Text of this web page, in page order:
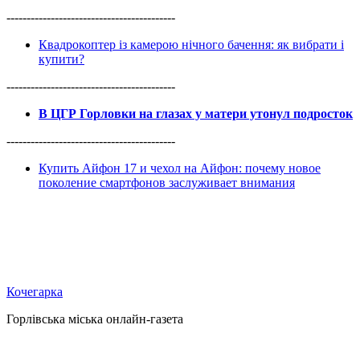
------------------------------------------
Квадрокоптер із камерою нічного бачення: як вибрати і
купити?
------------------------------------------
В ЦГР Горловки на глазах у матери утонул подросток
------------------------------------------
Купить Айфон 17 и чехол на Айфон: почему новое
поколение смартфонов заслуживает внимания
Кочегарка
Горлівська міська онлайн-газета